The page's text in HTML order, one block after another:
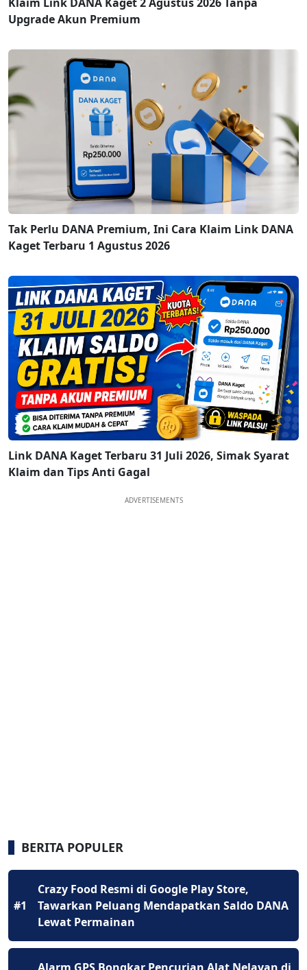
Upgrade Akun Premium
Tak Perlu DANA Premium, Ini Cara Klaim Link DANA
Kaget Terbaru 1 Agustus 2026
Link DANA Kaget Terbaru 31 Juli 2026, Simak Syarat
Klaim dan Tips Anti Gagal
ADVERTISEMENTS
BERITA POPULER
#1
Crazy Food Resmi di Google Play Store,
Tawarkan Peluang Mendapatkan Saldo DANA
Lewat Permainan